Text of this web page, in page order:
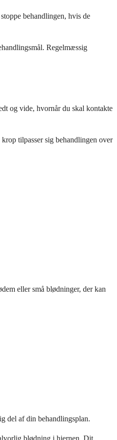
behandlingen, hvis de
Regelmæssig
og vide, hvornår du skal kontakte
tilpasser sig behandlingen over
eller små blødninger, der kan
del af din behandlingsplan.
blødning i hjernen. Dit